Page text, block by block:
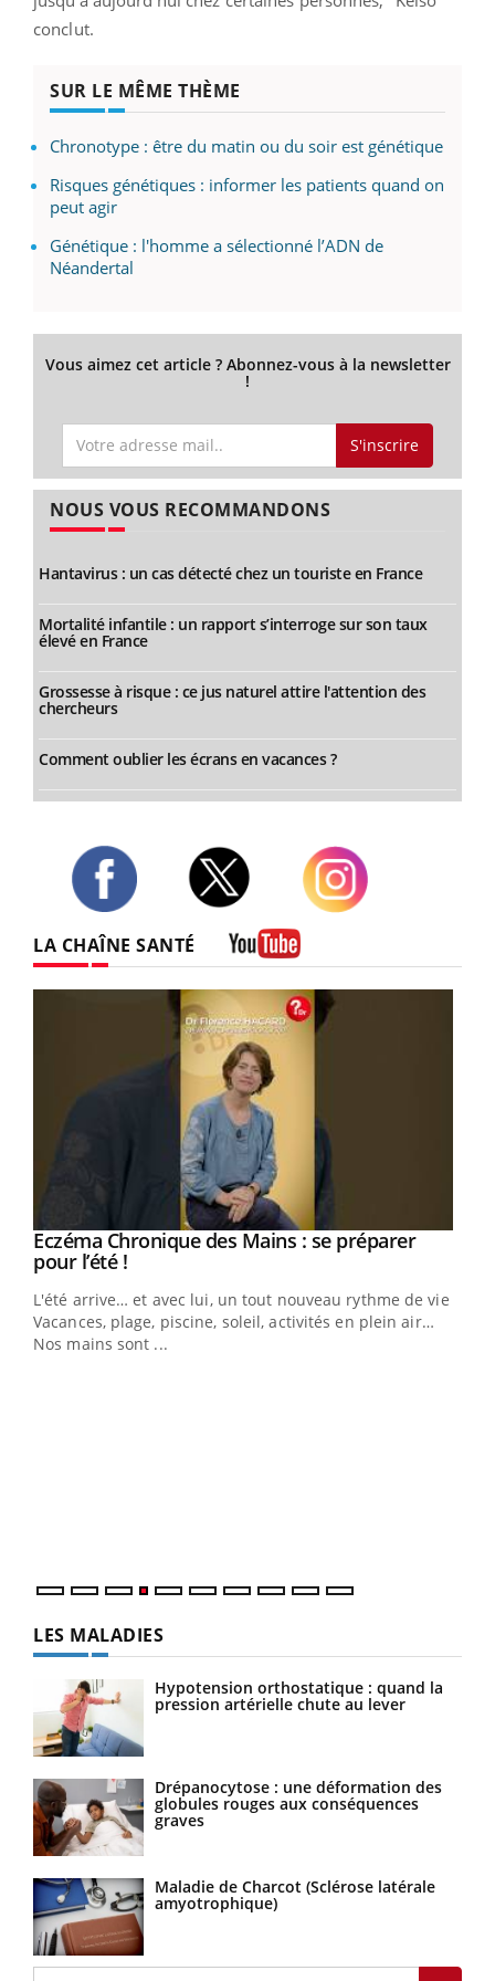
conclut.
SUR LE MÊME THÈME
Chronotype : être du matin ou du soir est génétique
Risques génétiques : informer les patients quand on
peut agir
Génétique : l'homme a sélectionné l’ADN de
Néandertal
Vous aimez cet article ? Abonnez-vous à la newsletter
!
S'inscrire
NOUS VOUS RECOMMANDONS
Hantavirus : un cas détecté chez un touriste en France
Mortalité infantile : un rapport s’interroge sur son taux
élevé en France
Grossesse à risque : ce jus naturel attire l'attention des
chercheurs
Comment oublier les écrans en vacances ?
LA CHAÎNE SANTÉ
Youtube
Eczéma Chronique des Mains : se préparer
pour l’été !Youtube
L'été arrive… et avec lui, un tout nouveau rythme de vie !
Vacances, plage, piscine, soleil, activités en plein air…
Nos mains sont ...
LES MALADIES
Hypotension orthostatique : quand la
pression artérielle chute au lever
Drépanocytose : une déformation des
globules rouges aux conséquences
graves
Maladie de Charcot (Sclérose latérale
amyotrophique)